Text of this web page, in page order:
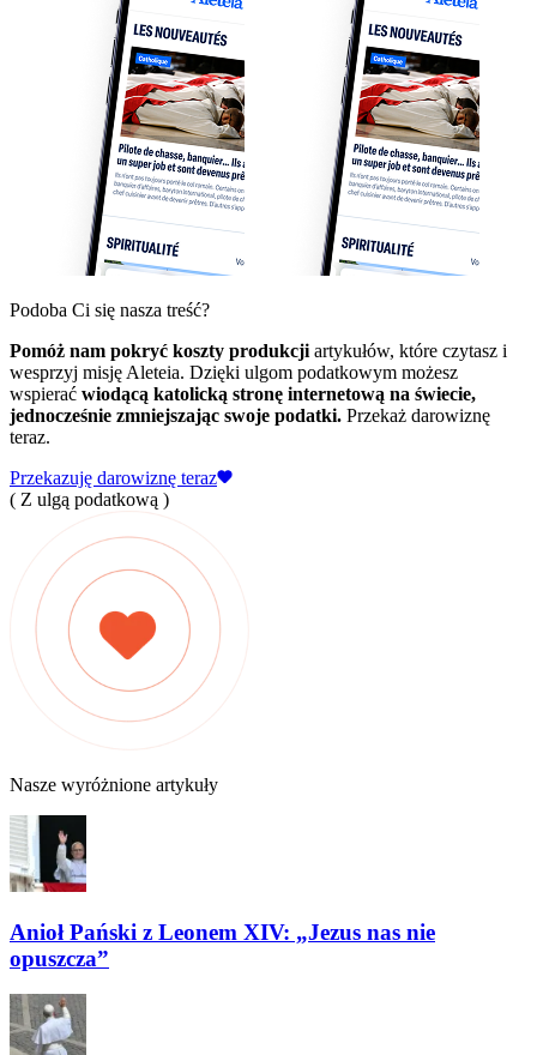
Podoba Ci się nasza treść?
Pomóż nam pokryć koszty produkcji artykułów, które czytasz i
wesprzyj misję Aleteia. Dzięki ulgom podatkowym możesz
wspierać wiodącą katolicką stronę internetową na świecie,
jednocześnie zmniejszając swoje podatki. Przekaż darowiznę
teraz.
Przekazuję darowiznę teraz
( Z ulgą podatkową )
Nasze wyróżnione artykuły
Anioł Pański z Leonem XIV: „Jezus nas nie
opuszcza”